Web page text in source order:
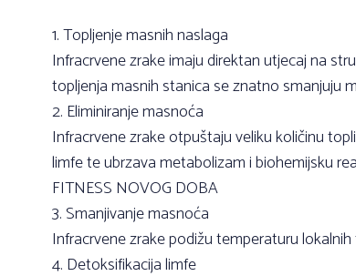
1. Topljenje masnih naslaga
Infracrvene zrake imaju direktan utjecaj na
topljenja masnih stanica se znatno smanjuju
2. Eliminiranje masnoća
Infracrvene zrake otpuštaju veliku količinu
limfe te ubrzava metabolizam i biohemijsku
FITNESS NOVOG DOBA
3. Smanjivanje masnoća
Infracrvene zrake podižu temperaturu
4. Detoksifikacija limfe